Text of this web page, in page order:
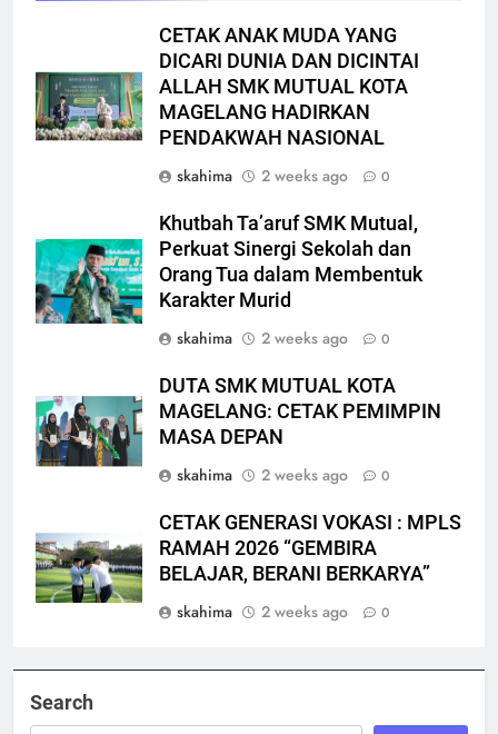
CETAK ANAK MUDA YANG
DICARI DUNIA DAN DICINTAI
ALLAH SMK MUTUAL KOTA
MAGELANG HADIRKAN
PENDAKWAH NASIONAL
skahima
2 weeks ago 0
Khutbah Ta’aruf SMK Mutual,
Perkuat Sinergi Sekolah dan
Orang Tua dalam Membentuk
Karakter Murid
skahima
2 weeks ago 0
DUTA SMK MUTUAL KOTA
MAGELANG: CETAK PEMIMPIN
MASA DEPAN
skahima
2 weeks ago 0
CETAK GENERASI VOKASI : MPLS
RAMAH 2026 “GEMBIRA
BELAJAR, BERANI BERKARYA”
skahima
2 weeks ago 0
Search